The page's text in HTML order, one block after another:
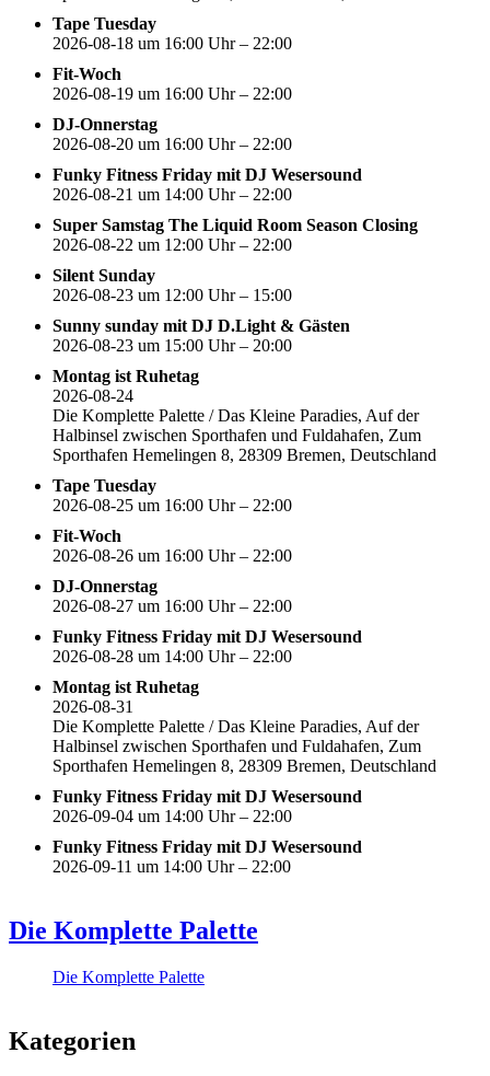
Tape Tuesday
2026-08-18 um 16:00 Uhr – 22:00
Fit-Woch
2026-08-19 um 16:00 Uhr – 22:00
DJ-Onnerstag
2026-08-20 um 16:00 Uhr – 22:00
Funky Fitness Friday mit DJ Wesersound
2026-08-21 um 14:00 Uhr – 22:00
Super Samstag The Liquid Room Season Closing
2026-08-22 um 12:00 Uhr – 22:00
Silent Sunday
2026-08-23 um 12:00 Uhr – 15:00
Sunny sunday mit DJ D.Light & Gästen
2026-08-23 um 15:00 Uhr – 20:00
Montag ist Ruhetag
2026-08-24
Die Komplette Palette / Das Kleine Paradies, Auf der
Halbinsel zwischen Sporthafen und Fuldahafen, Zum
Sporthafen Hemelingen 8, 28309 Bremen, Deutschland
Tape Tuesday
2026-08-25 um 16:00 Uhr – 22:00
Fit-Woch
2026-08-26 um 16:00 Uhr – 22:00
DJ-Onnerstag
2026-08-27 um 16:00 Uhr – 22:00
Funky Fitness Friday mit DJ Wesersound
2026-08-28 um 14:00 Uhr – 22:00
Montag ist Ruhetag
2026-08-31
Die Komplette Palette / Das Kleine Paradies, Auf der
Halbinsel zwischen Sporthafen und Fuldahafen, Zum
Sporthafen Hemelingen 8, 28309 Bremen, Deutschland
Funky Fitness Friday mit DJ Wesersound
2026-09-04 um 14:00 Uhr – 22:00
Funky Fitness Friday mit DJ Wesersound
2026-09-11 um 14:00 Uhr – 22:00
Die Komplette Palette
Die Komplette Palette
Kategorien